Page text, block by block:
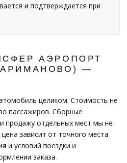
и подтверждается при
АЭРОПОРТ
—
целиком. Стоимость не
пассажиров. Сборные
продажу отдельных мест мы не
зависит от точного места
и условий поездки и
заказа.